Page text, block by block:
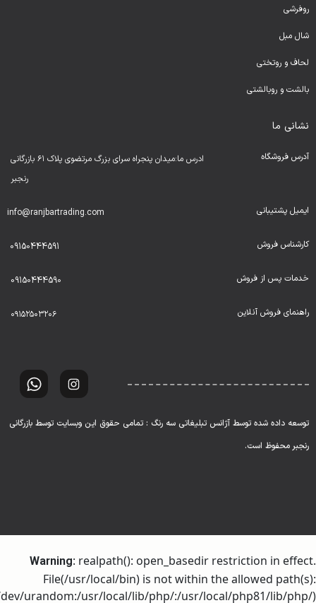
روفرشی
شال مبل
لحاف و روتختی
بالشت و روبالشتی
نشانی ما
آدرس فروشگاه
ادرس ما:میدان پنجراه سرای بزرگ مرتضوی پلاک ۶۱ بازرگانی
رنجبر
ایمیل پشتیبانی info@ranjbartrading.com
کارشناس فروش 09150444591
خدمات پس از فروش 09150444590
راهنمای فروش آنلاین ۰۹۱۵۲۵۰۳۲۰۶
توسعه داده شده توسط آژانس تبلیغاتی سه رنگ : تمامی حقوق این وبسایت توسط بازرگانی
رنجبر محفوظ است.
Warning: realpath(): open_basedir restriction in effect.
File(/usr/local/bin) is not within the allowed path(s):
urandom:/usr/local/lib/php/:/usr/local/php81/lib/php/)